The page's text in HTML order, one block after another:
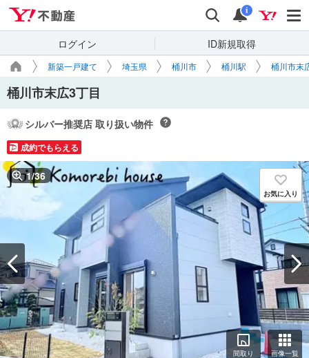
検索 通知
i
ログイン ID新規取得
新築一戸建て 埼玉県 桶川市 桶川駅 桶川市末
桶川市末広3丁目
シルバー推奨店 取り扱い物件
成約でもらえる
1/36
お気に入り
間取り 画像一覧